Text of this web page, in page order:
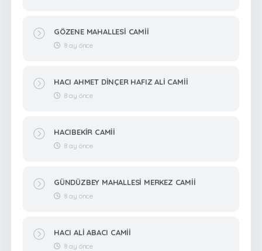
GÖZENE MAHALLESİ CAMİİ
8 ay önce
HACI AHMET DİNÇER HAFIZ ALİ CAMİİ
8 ay önce
HACIBEKİR CAMİİ
8 ay önce
GÜNDÜZBEY MAHALLESİ MERKEZ CAMİİ
8 ay önce
HACI ALİ ABACI CAMİİ
8 ay önce